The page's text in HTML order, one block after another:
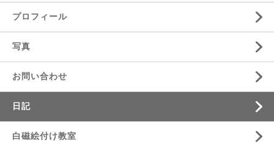
プロフィール
写真
お問い合わせ
日記
白磁絵付け教室